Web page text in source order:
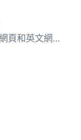
版本: 1.6.7 您可以在日文網頁和英文網頁上找到文件、常見問...